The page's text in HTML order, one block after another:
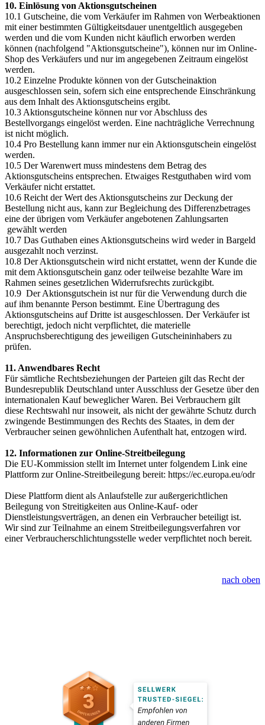
10. Einlösung von Aktionsgutscheinen
10.1 Gutscheine, die vom Verkäufer im Rahmen von Werbeaktionen
mit einer bestimmten Gültigkeitsdauer unentgeltlich ausgegeben
werden und die vom Kunden nicht käuflich erworben werden
können (nachfolgend "Aktionsgutscheine"), können nur im Online-
Shop des Verkäufers und nur im angegebenen Zeitraum eingelöst
werden.
10.2 Einzelne Produkte können von der Gutscheinaktion
ausgeschlossen sein, sofern sich eine entsprechende Einschränkung
aus dem Inhalt des Aktionsgutscheins ergibt.
10.3 Aktionsgutscheine können nur vor Abschluss des
Bestellvorgangs eingelöst werden. Eine nachträgliche Verrechnung
ist nicht möglich.
10.4 Pro Bestellung kann immer nur ein Aktionsgutschein eingelöst
werden.
10.5 Der Warenwert muss mindestens dem Betrag des
Aktionsgutscheins entsprechen. Etwaiges Restguthaben wird vom
Verkäufer nicht erstattet.
10.6 Reicht der Wert des Aktionsgutscheins zur Deckung der
Bestellung nicht aus, kann zur Begleichung des Differenzbetrages
eine der übrigen vom Verkäufer angebotenen Zahlungsarten
gewählt werden
10.7 Das Guthaben eines Aktionsgutscheins wird weder in Bargeld
ausgezahlt noch verzinst.
10.8 Der Aktionsgutschein wird nicht erstattet, wenn der Kunde die
mit dem Aktionsgutschein ganz oder teilweise bezahlte Ware im
Rahmen seines gesetzlichen Widerrufsrechts zurückgibt.
10.9 Der Aktionsgutschein ist nur für die Verwendung durch die
auf ihm benannte Person bestimmt. Eine Übertragung des
Aktionsgutscheins auf Dritte ist ausgeschlossen. Der Verkäufer ist
berechtigt, jedoch nicht verpflichtet, die materielle
Anspruchsberechtigung des jeweiligen Gutscheininhabers zu
prüfen.
11. Anwendbares Recht
Für sämtliche Rechtsbeziehungen der Parteien gilt das Recht der
Bundesrepublik Deutschland unter Ausschluss der Gesetze über den
internationalen Kauf beweglicher Waren. Bei Verbrauchern gilt
diese Rechtswahl nur insoweit, als nicht der gewährte Schutz durch
zwingende Bestimmungen des Rechts des Staates, in dem der
Verbraucher seinen gewöhnlichen Aufenthalt hat, entzogen wird.
12. Informationen zur Online-Streitbeilegung
Die EU-Kommission stellt im Internet unter folgendem Link eine
Plattform zur Online-Streitbeilegung bereit: https://ec.europa.eu/odr
Diese Plattform dient als Anlaufstelle zur außergerichtlichen
Beilegung von Streitigkeiten aus Online-Kauf- oder
Dienstleistungsverträgen, an denen ein Verbraucher beteiligt ist.
Wir sind zur Teilnahme an einem Streitbeilegungsverfahren vor
einer Verbraucherschlichtungsstelle weder verpflichtet noch bereit.
nach oben